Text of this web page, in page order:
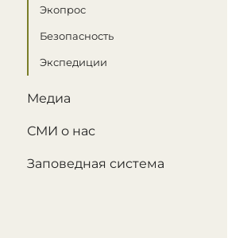
Экопрос
Безопасность
Экспедиции
Медиа
СМИ о нас
Заповедная система